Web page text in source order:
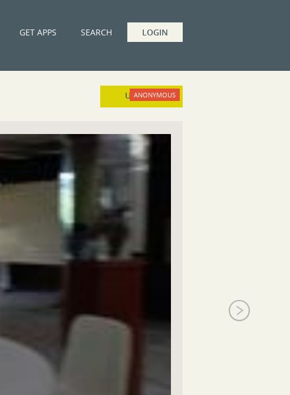
GET APPS SEARCH LOGIN
UPLOAD
ANONYMOUS